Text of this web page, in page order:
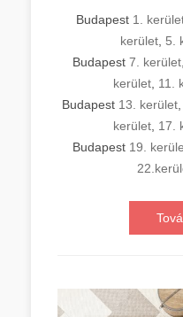
Budapest 1.
kerület, 5.
Budapest 7. kerület,
kerület 11.
Budapest 13. kerület,
kerület, 17.
Budapest 19.